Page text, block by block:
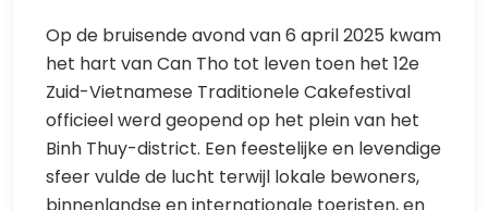
Op de bruisende avond van 6 april 2025 kwam
het hart van Can Tho tot leven toen het 12e
Zuid-Vietnamese Traditionele Cakefestival
officieel werd geopend op het plein van het
Binh Thuy-district. Een feestelijke en levendige
sfeer vulde de lucht terwijl lokale bewoners,
binnenlandse en internationale toeristen, en